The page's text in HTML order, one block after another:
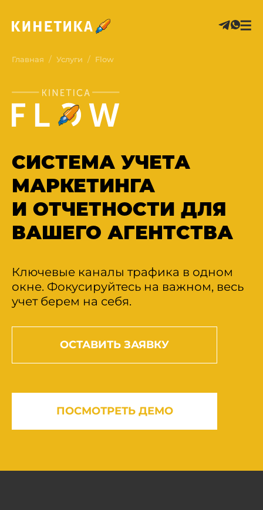
Главная / Услуги / Flow
СИСТЕМА УЧЕТА
МАРКЕТИНГА
И ОТЧЕТНОСТИ ДЛЯ
ВАШЕГО АГЕНТСТВА
Ключевые каналы трафика в одном
окне. Фокусируйтесь на важном, весь
учет берем на себя.
ОСТАВИТЬ ЗАЯВКУ
ПОСМОТРЕТЬ ДЕМО